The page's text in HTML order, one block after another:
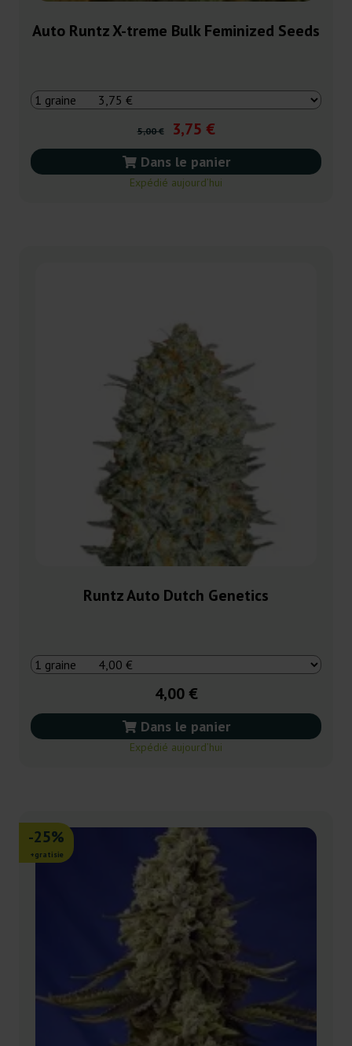
Auto Runtz X-treme Bulk Feminized Seeds
5,00 € 3,75 €
Dans le panier
Expédié aujourd’hui
Runtz Auto Dutch Genetics
4,00 €
Dans le panier
Expédié aujourd’hui
-25%
+gratisie